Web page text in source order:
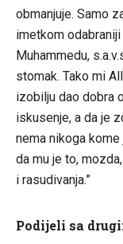
obmanjuje. Samo
imetkom
Muhammedu,
stomak. Tako mi
izobilju dao dobra
iskusenje, a da je
nema nikoga
da mu je to,
i rasudivanja.”
Podijeli sa